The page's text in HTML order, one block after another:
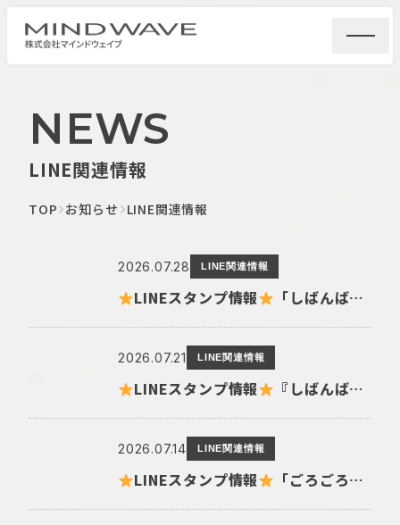
NEWS
LINE関連情報
TOP お知らせ LINE関連情報
2026.07.28 LINE関連情報
LINEスタンプ情報 「しばんばん」とLINEオープンチャットがコラボしたスタンプが初登場！
2026.07.21 LINE関連情報
LINEスタンプ情報 『しばんばん』とH&MのコラボLINEスタンプが登場！
2026.07.14 LINE関連情報
LINEスタンプ情報 「ごろごろにゃんすけ×Yahoo!ニュース」が有料版として復活